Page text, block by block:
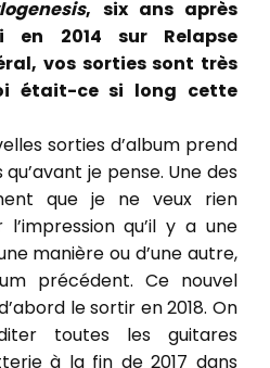
, six ans après
en 2014 sur Relapse
vos sorties sont très
était-ce si long cette
sorties d’album prend
je pense. Une des
que je ne veux rien
qu’il y a une
manière ou d’une autre,
précédent. Ce nouvel
le sortir en 2018. On
toutes les guitares
à la fin de 2017 dans